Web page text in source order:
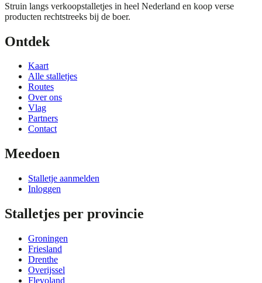
Struin langs verkoopstalletjes in heel Nederland en koop verse
producten rechtstreeks bij de boer.
Ontdek
Kaart
Alle stalletjes
Routes
Over ons
Vlag
Partners
Contact
Meedoen
Stalletje aanmelden
Inloggen
Stalletjes per provincie
Groningen
Friesland
Drenthe
Overijssel
Flevoland